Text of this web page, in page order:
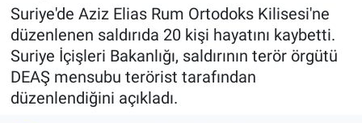
Suriye'de Aziz Elias Rum Ortodoks Kilisesi'ne
düzenlenen saldırıda 20 kişi hayatını kaybetti.
Suriye İçişleri Bakanlığı, saldırının terör örgütü
DEAŞ mensubu terörist tarafından
düzenlendiğini açıkladı.